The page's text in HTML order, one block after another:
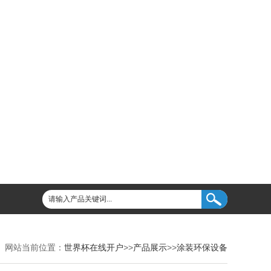
网站当前位置： 世界杯在线开户>>产品展示>>涂装环保设备